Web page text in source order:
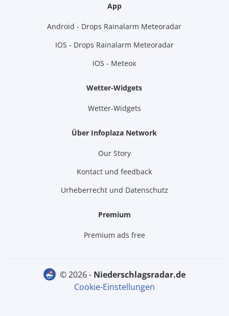
App
Android - Drops Rainalarm Meteoradar
IOS - Drops Rainalarm Meteoradar
IOS - Meteox
Wetter-Widgets
Wetter-Widgets
Über Infoplaza Network
Our Story
Kontact und feedback
Urheberrecht und Datenschutz
Premium
Premium ads free
© 2026 -
niederschlagsradar.de
Cookie-Einstellungen